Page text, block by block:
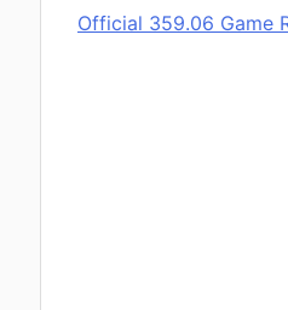
Official 359.06 Game